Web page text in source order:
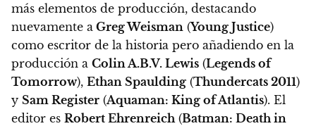
más elementos de producción, destacando
nuevamente a Greg Weisman (Young Justice)
como escritor de la historia pero añadiendo en la
producción a Colin A.B.V. Lewis (Legends of
Tomorrow), Ethan Spaulding (Thundercats 2011)
y Sam Register (Aquaman: King of Atlantis). El
editor es Robert Ehrenreich (Batman: Death in